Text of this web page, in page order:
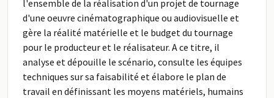
l'ensemble de la réalisation d'un projet de tournage
d'une oeuvre cinématographique ou audiovisuelle et
gère la réalité matérielle et le budget du tournage
pour le producteur et le réalisateur. A ce titre, il
analyse et dépouille le scénario, consulte les équipes
techniques sur sa faisabilité et élabore le plan de
travail en définissant les moyens matériels, humains